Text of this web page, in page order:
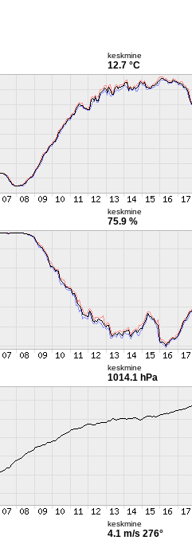
keskmine
12.7 °C
keskmine
75.9 %
keskmine
1014.1 hPa
keskmine
4.1 m/s 276°